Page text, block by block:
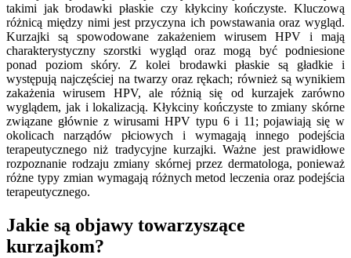
takimi jak brodawki płaskie czy kłykciny kończyste. Kluczową
różnicą między nimi jest przyczyna ich powstawania oraz wygląd.
Kurzajki są spowodowane zakażeniem wirusem HPV i mają
charakterystyczny szorstki wygląd oraz mogą być podniesione
ponad poziom skóry. Z kolei brodawki płaskie są gładkie i
występują najczęściej na twarzy oraz rękach; również są wynikiem
zakażenia wirusem HPV, ale różnią się od kurzajek zarówno
wyglądem, jak i lokalizacją. Kłykciny kończyste to zmiany skórne
związane głównie z wirusami HPV typu 6 i 11; pojawiają się w
okolicach narządów płciowych i wymagają innego podejścia
terapeutycznego niż tradycyjne kurzajki. Ważne jest prawidłowe
rozpoznanie rodzaju zmiany skórnej przez dermatologa, ponieważ
różne typy zmian wymagają różnych metod leczenia oraz podejścia
terapeutycznego.
Jakie są objawy towarzyszące
kurzajkom?